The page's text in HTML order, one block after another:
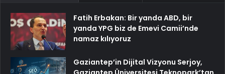
Fatih Erbakan: Bir yanda ABD, bir
yanda YPG biz de Emevi Camii’nde
namaz kılıyoruz
Gaziantep’in Dijital Vizyonu Serjoy,